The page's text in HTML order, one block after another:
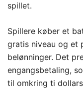
spillet.
Spillere køber et
gratis niveau og et
belønninger. Det
engangsbetaling,
til omkring ti